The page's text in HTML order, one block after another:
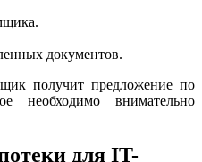
документов.
получит предложение по
необходимо внимательно
для IT-